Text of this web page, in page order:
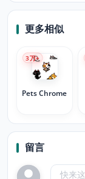
更多相似
Pets Chrome
3万+
留言